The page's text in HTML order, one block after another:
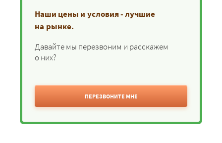
Наши цены и условия - лучшие
на рынке.
Давайте мы перезвоним и расскажем
о них?
ПЕРЕЗВОНИТЕ МНЕ